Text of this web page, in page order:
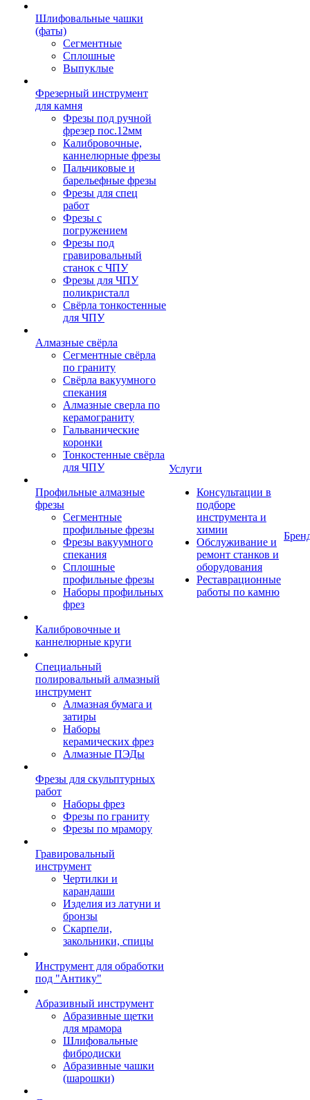
Шлифовальные чашки
(фаты)
Сегментные
Сплошные
Выпуклые
Фрезерный инструмент
для камня
Фрезы под ручной
фрезер пос.12мм
Калибровочные,
каннелюрные фрезы
Пальчиковые и
барельефные фрезы
Фрезы для спец
работ
Фрезы с
погружением
Фрезы под
гравировальный
станок с ЧПУ
Фрезы для ЧПУ
поликристалл
Свёрла тонкостенные
для ЧПУ
Алмазные свёрла
Сегментные свёрла
по граниту
Свёрла вакуумного
спекания
Алмазные сверла по
керамограниту
Гальванические
коронки
Тонкостенные свёрла
для ЧПУ
Профильные алмазные
фрезы
Сегментные
профильные фрезы
Фрезы вакуумного
спекания
Сплошные
профильные фрезы
Наборы профильных
фрез
Калибровочные и
каннелюрные круги
Специальный
полировальный алмазный
инструмент
Алмазная бумага и
затиры
Наборы
керамических фрез
Алмазные ПЭДы
Фрезы для скульптурных
работ
Наборы фрез
Фрезы по граниту
Фрезы по мрамору
Гравировальный
инструмент
Чертилки и
карандаши
Изделия из латуни и
бронзы
Скарпели,
закольники, спицы
Инструмент для обработки
под "Антику"
Абразивный инструмент
Абразивные щетки
для мрамора
Шлифовальные
фибродиски
Абразивные чашки
(шарошки)
Услуги
Консультации в
подборе
инструмента и
химии
Обслуживание и
ремонт станков и
оборудования
Реставрационные
работы по камню